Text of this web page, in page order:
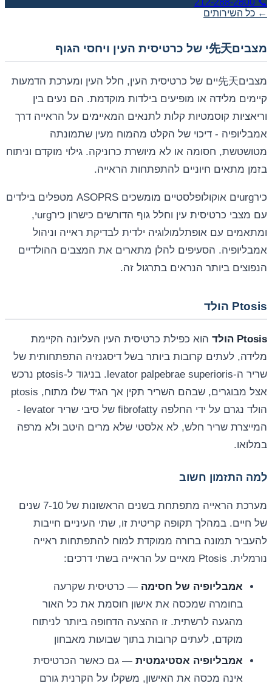
← כל השירותים
מצבים先天י של כרטיסית העין ויחסי הגוף
מצבים先天יים של כרטיסית העין, חלל העין ומערכת הדמעות
קיימים מלידה או מופיעים בילדות מוקדמת. הם נעים בין
וריאציות קוסמטיות קלות לתנאים המאיימים על הראייה דרך
אמבליופיה - דיכוי של הקלט מהמוח מעין שתמונתה
מטושטשת, חסומה או לא מיושרת כרוניקה. גילוי מוקדם וניתוח
בזמן מתאים חיוניים להתפתחות הראייה.
כירurgים אוקולופלסטיים מומשכים ASOPRS מטפלים בילדים
עם מצבי כרטיסית עין וחלל גוף הדורשים כישרון כירurgי,
ומתאמים עם אופתלמולוגיה ילדית לבדיקת ראייה וניהול
אמבליופיה. הסעיפים להלן מתארים את המצבים ההולדיים
הנפוצים ביותר הנראים בתרגול זה.
Ptosis הולד
Ptosis הולד
הוא כפילת כרטיסית העין העליונה הקיימת
מלידה, לעתים קרובות ביותר בשל דיסגנזיה התפתחותית של
שריר ה-levator palpebrae superioris. בניגוד ל-ptosis נרכש
אצל מבוגרים, שבהם השריר תקין אך הגיד שלו מתוח, ptosis
הולד נגרם על ידי החלפה fibrofatty של סיבי שריר levator -
המייצרת שריר חלש, לא אלסטי שלא מרים היטב ולא מרפה
במלואו.
למה התזמון חשוב
מערכת הראייה מתפתחת בשנים הראשונות של 7-10 שנים
של חיים. במהלך תקופה קריטית זו, שתי העיניים חייבות
להעביר תמונה ברורה ממוקדת למוח להתפתחות ראייה
נורמלית. Ptosis מאיים על הראייה בשתי דרכים:
אמבליופיה של חסימה — כרטיסית שקרעה
בחומרה שמכסה את אישון חוסמת את כל האור
מהגעה לרשתית. זו ההצעה הדחופה ביותר לניתוח
מוקדם, לעתים קרובות בתוך שבועות מאבחון
אמבליופיה אסטיגמטית — גם כאשר הכרטיסית
אינה מכסה את האישון, משקלו על הקרנית גורם